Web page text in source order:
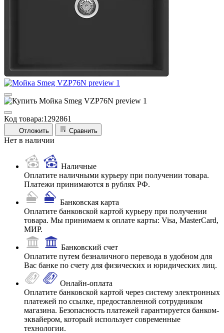
Код товара:1292861
Отложить Сравнить
Нет в наличии
Наличные
Оплатите наличными курьеру при получении товара.
Платежи принимаются в рублях РФ.
Банковская карта
Оплатите банковской картой курьеру при получении
товара. Мы принимаем к оплате карты: Visa, MasterCard,
МИР.
Банковский счет
Оплатите путем безналичного перевода в удобном для
Вас банке по счету для физических и юридических лиц.
Онлайн-оплата
Оплатите банковской картой через систему электронных
платежей по ссылке, предоставленной сотрудником
магазина. Безопасность платежей гарантируется банком-
эквайером, который использует современные
технологии.